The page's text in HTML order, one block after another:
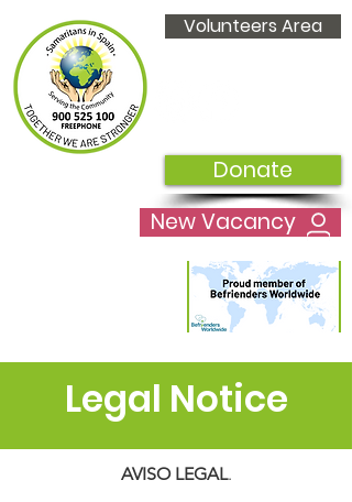
Volunteers Area
Donate
New Vacancy
Legal Notice
AVISO LEGAL.